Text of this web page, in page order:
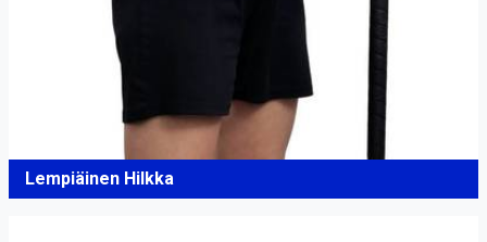
Lempiäinen Hilkka